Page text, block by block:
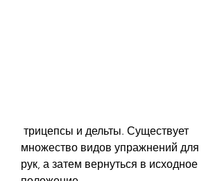
множество видов упражнений для
рук, а затем вернуться в исходное